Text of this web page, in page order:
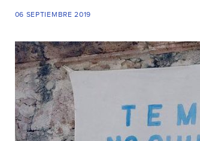
06 SEPTIEMBRE 2019